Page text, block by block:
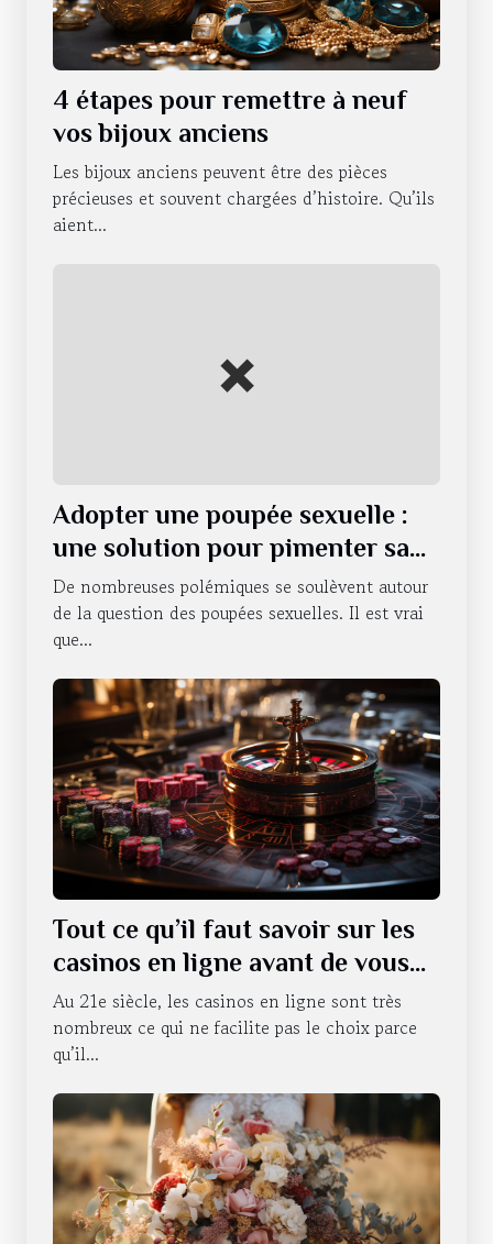
4 étapes pour remettre à neuf
vos bijoux anciens
Les bijoux anciens peuvent être des pièces
précieuses et souvent chargées d’histoire. Qu’ils
aient...
Adopter une poupée sexuelle :
une solution pour pimenter sa
vie sexuelle ?
De nombreuses polémiques se soulèvent autour
de la question des poupées sexuelles. Il est vrai
que...
Tout ce qu’il faut savoir sur les
casinos en ligne avant de vous
lancer
Au 21e siècle, les casinos en ligne sont très
nombreux ce qui ne facilite pas le choix parce
qu’il...